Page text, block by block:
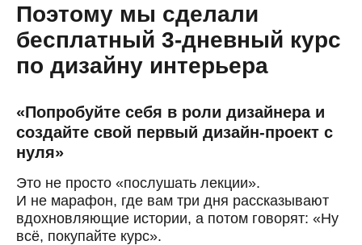
Поэтому мы сделали
бесплатный 3-дневный курс
по дизайну интерьера
«Попробуйте себя в роли дизайнера и
создайте свой первый дизайн-проект с
нуля»
Это не просто «послушать лекции».
И не марафон, где вам три дня рассказывают
вдохновляющие истории, а потом говорят: «Ну
всё, покупайте курс».